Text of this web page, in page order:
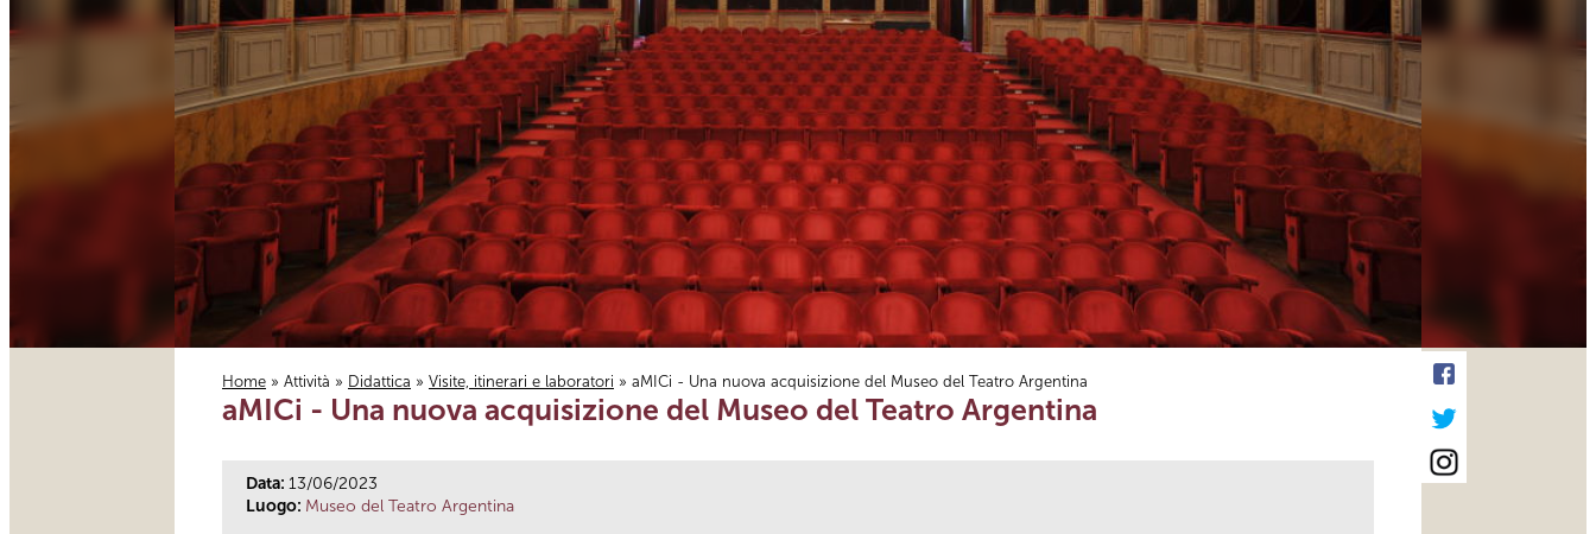
Tu sei qui
Home » Attività » Didattica » Visite, itinerari e laboratori » aMICi - Una nuova acquisizione del Museo del Teatro Argentina
aMICi - Una nuova acquisizione del Museo del Teatro Argentina
Data: 13/06/2023
Luogo: Museo del Teatro Argentina